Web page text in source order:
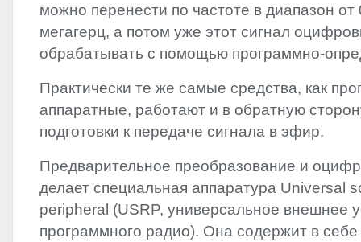
можно перенести по частоте в диапазон от
мегагерц, а потом уже этот сигнал
обрабатывать с помощью программно-
Практически те же самые средства, как
аппаратные, работают и в обратную
подготовки к передаче сигнала в эфир.
Предварительное преобразование и
делает специальная аппаратура Universal
peripheral (USRP, универсальное внешнее
программного радио). Она содержит в